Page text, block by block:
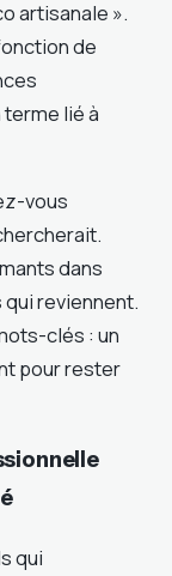
artisanale ».
de
terme lié à
vous
dans
reviennent.
clés : un
pour rester
qui